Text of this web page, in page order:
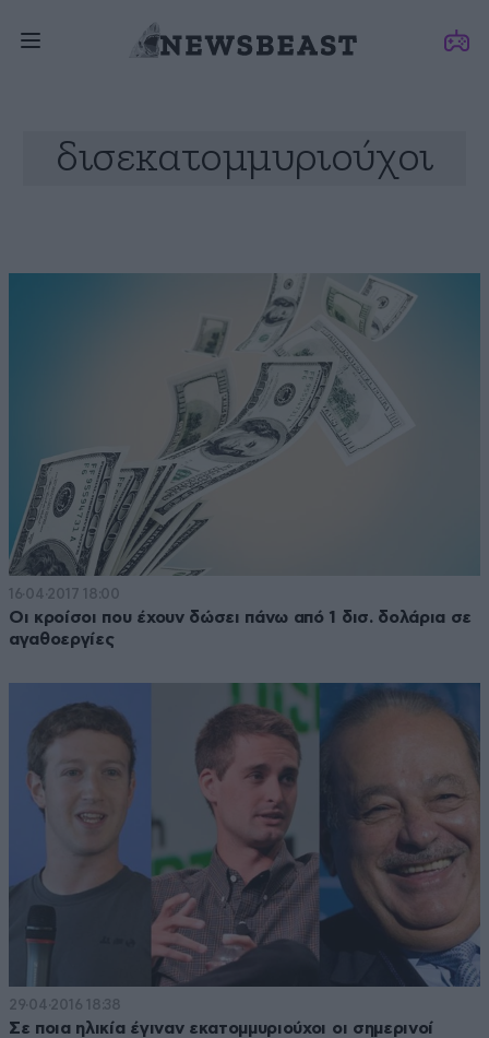
δισεκατομμυριούχοι
16·04·2017 18:00
Οι κροίσοι που έχουν δώσει πάνω από 1 δισ. δολάρια σε
αγαθοεργίες
29·04·2016 18:38
Σε ποια ηλικία έγιναν εκατομμυριούχοι οι σημερινοί